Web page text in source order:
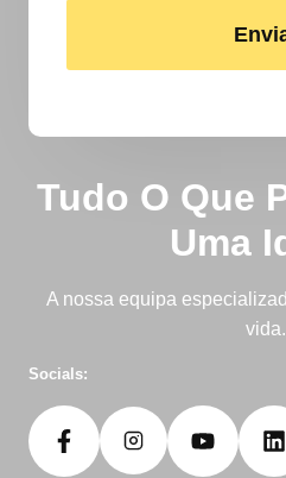
Tudo O Que
Uma
A nossa equipa
vida.
Socials: